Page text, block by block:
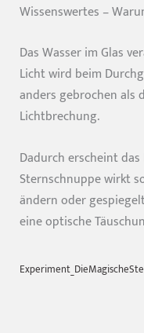
Wissenswertes –
Das Wasser im Glas
Licht wird beim
anders gebrochen als
Lichtbrechung.
Dadurch erscheint
Sternschnuppe wirkt
ändern oder
eine optische